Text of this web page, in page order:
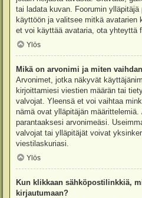
tai ladata kuvan. Foorumin
käyttöön ja valitsee mitkä avatarien
et voi käyttää avataria, ota yhteyttä
Ylös
Mikä on arvonimi ja miten
Arvonimet, jotka näkyvät
kirjoittamiesi viestien määrän tai
valvojat. Yleensä et voi vaihtaa
nämä ovat ylläpitäjän
parantaaksesi arvonimeäsi.
valvojat tai ylläpitäjät voivat
viestilaskuriasi.
Ylös
Kun klikkaan sähköpostilinkkiä,
kirjautumaan?